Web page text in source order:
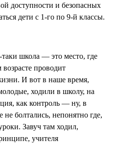
доступности и безопасных
дети с 1-го по 9-й классы.
школа — это место, где
проводит
И вот в наше время,
ходили в школу, на
как контроль — ну, в
болтались, непонятно где,
Завуч там ходил,
учителя